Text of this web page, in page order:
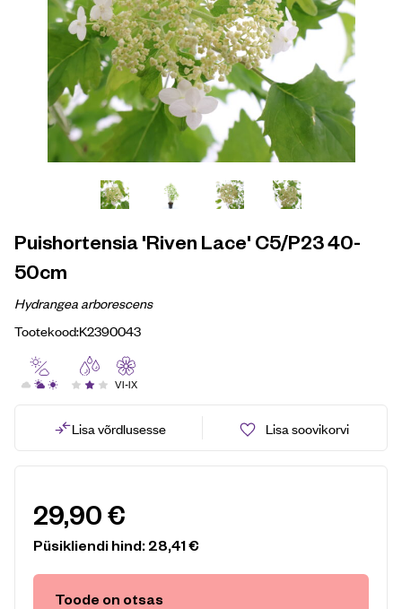
Puishortensia 'Riven Lace' C5/P23 40-
50cm
Hydrangea arborescens
Tootekood:K2390043
VI-IX
Lisa võrdlusesse Lisa soovikorvi
29,90€
Püsikliendi hind:28,41€
Toode on otsas